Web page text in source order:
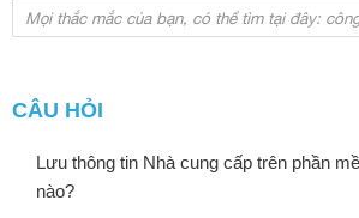
CÂU HỎI
Lưu thông tin Nhà cung cấp trên phần
nào?